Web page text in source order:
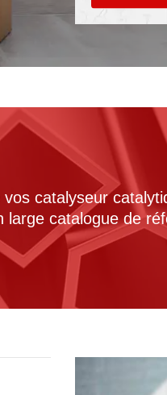
catalyseur
large catalogue de